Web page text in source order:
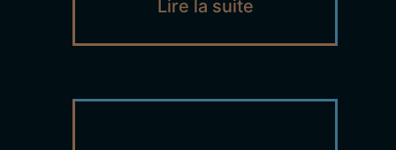
Lire la suite